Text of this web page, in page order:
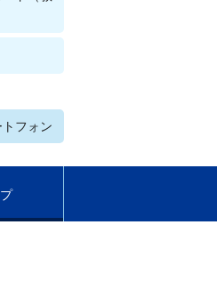
トフォン